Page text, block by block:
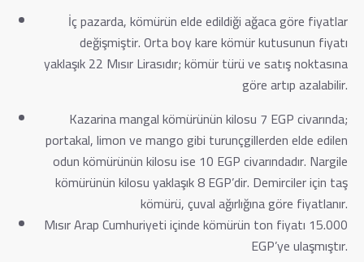
İç pazarda, kömürün elde edildiği ağaca göre fiyatlar
değişmiştir. Orta boy kare kömür kutusunun fiyatı
yaklaşık 22 Mısır Lirasıdır; kömür türü ve satış noktasına
göre artıp azalabilir.
Kazarina mangal kömürünün kilosu 7 EGP civarında;
portakal, limon ve mango gibi turunçgillerden elde edilen
odun kömürünün kilosu ise 10 EGP civarındadır. Nargile
kömürünün kilosu yaklaşık 8 EGP’dir. Demirciler için taş
kömürü, çuval ağırlığına göre fiyatlanır.
Mısır Arap Cumhuriyeti içinde kömürün ton fiyatı 15.000
EGP’ye ulaşmıştır.